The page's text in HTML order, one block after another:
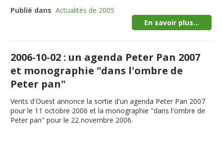
Publié dans Actualités de 2005
En savoir plus...
2006-10-02 : un agenda Peter Pan 2007
et monographie "dans l'ombre de
Peter pan"
Vents d'Ouest annonce la sortie d'un agenda Peter Pan 2007
pour le 11 octobre 2006 et la monographie "dans l'ombre de
Peter pan" pour le 22 novembre 2006.